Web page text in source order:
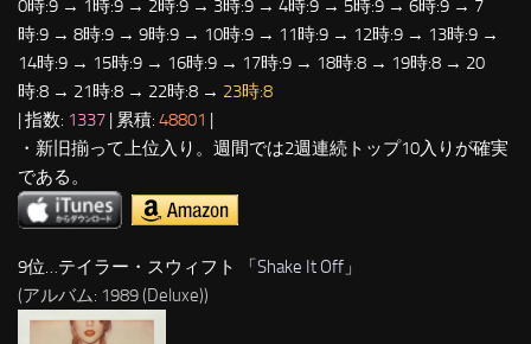
0時:9 → 1時:9 → 2時:9 → 3時:9 → 4時:9 → 5時:9 → 6時:9 → 7
時:9 → 8時:9 → 9時:9 → 10時:9 → 11時:9 → 12時:9 → 13時:9 →
14時:9 → 15時:9 → 16時:9 → 17時:9 → 18時:8 → 19時:8 → 20
時:8 → 21時:8 → 22時:8 → 23時:8
| 指数: 1337 | 累積: 48801
・新旧揃って上位入り。週間では2週連続トップ10入りが確実
である。
9位…テイラー・スウィフト 「Shake It Off 」
(アルバム: 1989 (Deluxe))